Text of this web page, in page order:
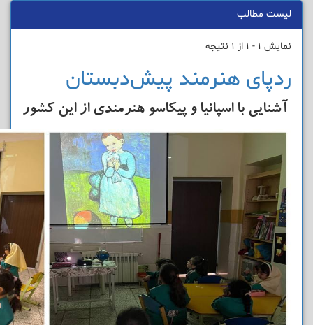
لیست مطالب
نمایش 1 - 1 از 1 نتیجه
ردپای هنرمند پیش‌دبستان
آشنایی با اسپانیا و پیکاسو هنرمندی از این کشور